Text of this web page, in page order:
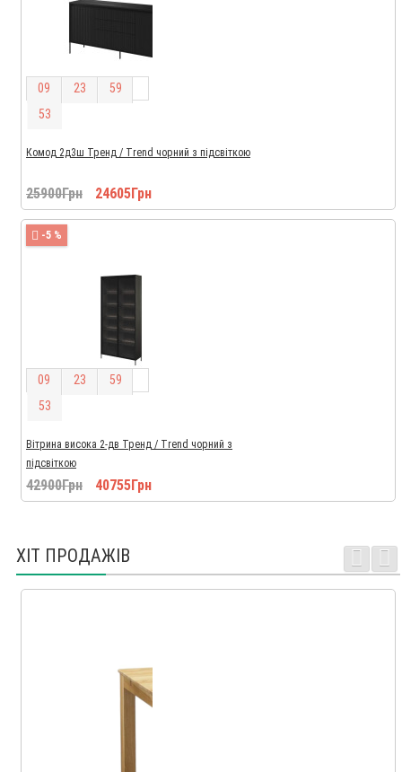
09 23 59
52
Комод 2д3ш Тренд / Trend чорний з підсвіткою
25900Грн 24605Грн
-5 %
09 23 59
52
Вітрина висока 2-дв Тренд / Trend чорний з
підсвіткою
42900Грн 40755Грн
ХІТ ПРОДАЖІВ